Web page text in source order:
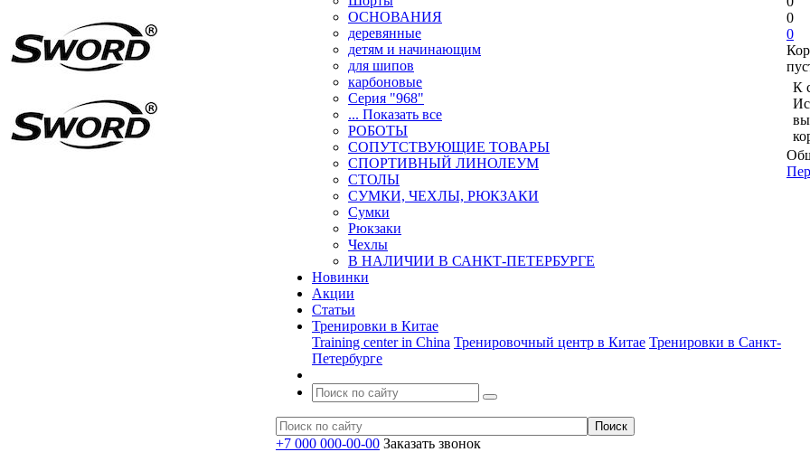
ОСНОВАНИЯ
деревянные
детям и начинающим
для шипов
карбоновые
Серия "968"
... Показать все
РОБОТЫ
СОПУТСТВУЮЩИЕ ТОВАРЫ
СПОРТИВНЫЙ ЛИНОЛЕУМ
СТОЛЫ
СУМКИ, ЧЕХЛЫ, РЮКЗАКИ
Сумки
Рюкзаки
Чехлы
В НАЛИЧИИ В САНКТ-ПЕТЕРБУРГЕ
Новинки
Акции
Статьи
Тренировки в Китае
Training center in China Тренировочный центр в Китае Тренировки в Санкт-
Петербурге
+7 000 000-00-00 Заказать звонок
0
0
К